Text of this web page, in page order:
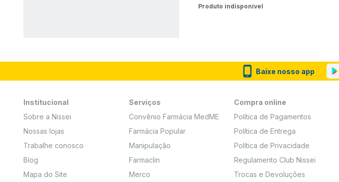
Produto indisponível
Baixe nosso app
Institucional
Sobre a Nissei
Nossas lojas
Trabalhe conosco
Blog
Mapa do Site
Serviços
Convênio Farmácia MedME
Farmácia Popular
Manipulação
Farmaclin
Merco
Compra online
Política de Pagamentos
Política de Entrega
Política de Privacidade
Regulamento Club Nissei
Trocas e Devoluções